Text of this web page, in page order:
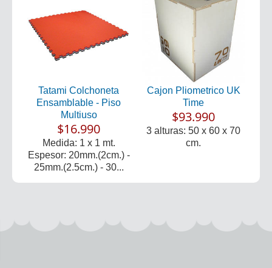
Tatami Colchoneta
Ensamblable - Piso
Multiuso
$16.990
Medida: 1 x 1 mt.
Espesor: 20mm.(2cm.) -
25mm.(2.5cm.) - 30...
Cajon Pliometrico UK
Time
$93.990
3 alturas: 50 x 60 x 70
cm.